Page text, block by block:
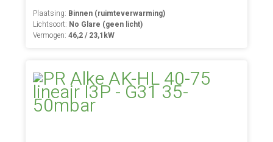
Plaatsing: Binnen (ruimteverwarming)
Lichtsoort: No Glare (geen licht)
Vermogen:46,2 / 23,1kW